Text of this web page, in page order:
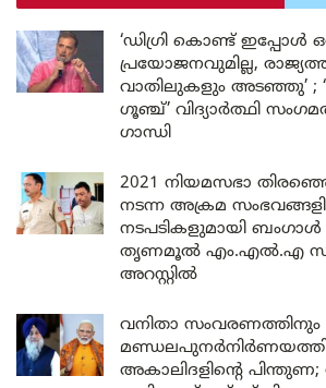
‘ഡിഗ്രി കൊണ്ട് ഇപ്പോൾ
പ്രയോജനവുമില്ല,
വാതിലുകളും അടഞ്ഞു’ ;
ഗൂഞ്ച്’ വിദ്യാർത്ഥി
ഗാന്ധി
2021 നിയമസഭാ
നടന്ന അക്രമ
നടപടികളുമായി
തൃണമൂൽ എം.എൽ.എ
അറസ്റ്റിൽ
വനിതാ സംവരണത്തിനും
അകാലിദളിന്റെ